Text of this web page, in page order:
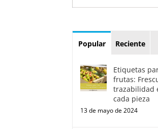
Popular Reciente
Etiquetas
frutas:
trazabilidad
cada pieza
13 de mayo de 2024